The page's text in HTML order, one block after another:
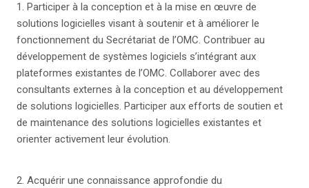
1. Participer à la conception et à la mise en œuvre de
solutions logicielles visant à soutenir et à améliorer le
fonctionnement du Secrétariat de l’OMC. Contribuer au
développement de systèmes logiciels s’intégrant aux
plateformes existantes de l’OMC. Collaborer avec des
consultants externes à la conception et au développement
de solutions logicielles. Participer aux efforts de soutien et
de maintenance des solutions logicielles existantes et
orienter activement leur évolution.
2. Acquérir une connaissance approfondie du